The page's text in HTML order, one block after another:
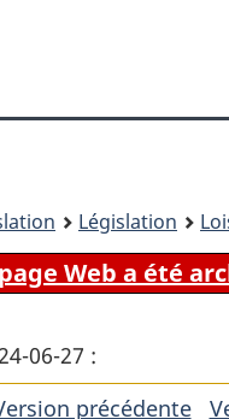
À
site
Législation
Web a été
06-27 :
précédentede